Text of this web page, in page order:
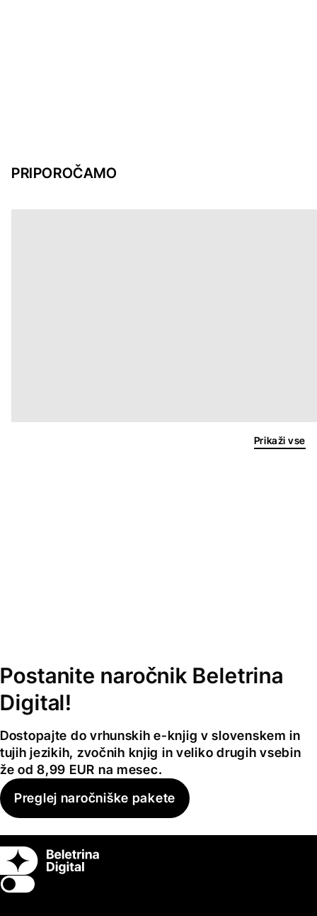
PRIPOROČAMO
Prikaži vse
Postanite naročnik Beletrina
Digital!
Dostopajte do vrhunskih e-knjig v slovenskem in
tujih jezikih, zvočnih knjig in veliko drugih vsebin
že od 8,99 EUR na mesec.
Preglej naročniške pakete
Switch theme